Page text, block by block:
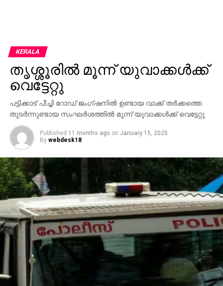
KERALA
തൃശ്ശൂരില്‍ മൂന്ന് യുവാക്കള്‍ക്ക്
വെട്ടേറ്റു
പട്ടിക്കാട് പീച്ചി റോഡ് ജംഗ്ഷനില്‍ ഉണ്ടായ വാക്ക് തര്‍ക്കത്തെ
തുടര്‍ന്നുണ്ടായ സംഘര്‍ശത്തില്‍ മൂന്ന് യുവാക്കള്‍ക്ക് വെട്ടേറ്റു
Published 11 months ago on January 15, 2025
By webdesk18